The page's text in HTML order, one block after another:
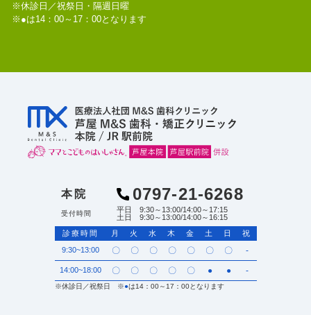
※休診日／祝祭日・隔週日曜
※●は14：00～17：00となります
本院 0797-21-6268
受付時間
平日 9:30～13:00/14:00～17:15
土日 9:30～13:00/14:00～16:15
診療時間
月 火 水 木 金 土 日
祝
9:30~13:00
〇 〇 〇 〇 〇 〇 〇 -
14:00~18:00 〇 〇 〇 〇 〇 ● ● -
※休診日／祝祭日 ※●は14：00～17：00となります